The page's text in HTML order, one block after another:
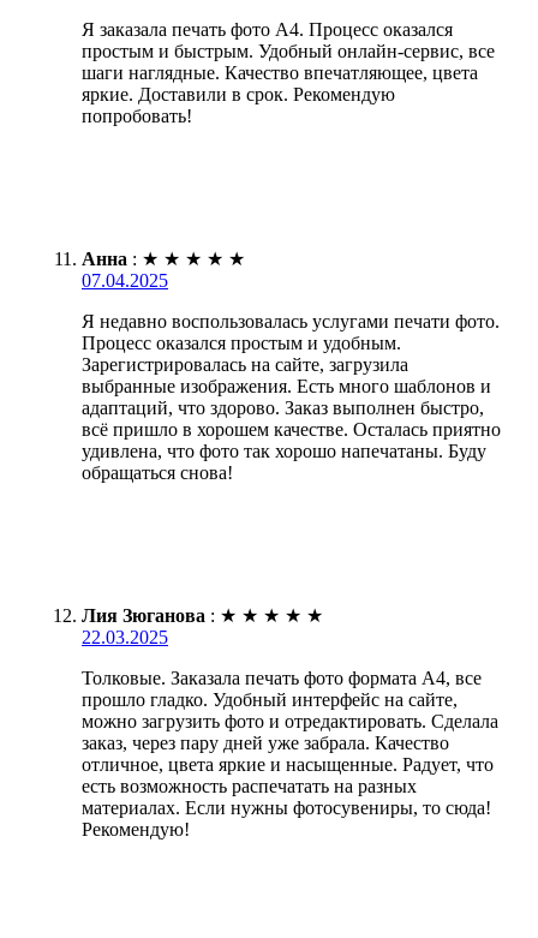
Я заказала печать фото А4. Процесс оказался
простым и быстрым. Удобный онлайн-сервис, все
шаги наглядные. Качество впечатляющее, цвета
яркие. Доставили в срок. Рекомендую
попробовать!
Анна : ★ ★ ★ ★ ★
07.04.2025
Я недавно воспользовалась услугами печати фото.
Процесс оказался простым и удобным.
Зарегистрировалась на сайте, загрузила
выбранные изображения. Есть много шаблонов и
адаптаций, что здорово. Заказ выполнен быстро,
всё пришло в хорошем качестве. Осталась приятно
удивлена, что фото так хорошо напечатаны. Буду
обращаться снова!
Лия Зюганова : ★ ★ ★ ★ ★
22.03.2025
Толковые. Заказала печать фото формата А4, все
прошло гладко. Удобный интерфейс на сайте,
можно загрузить фото и отредактировать. Сделала
заказ, через пару дней уже забрала. Качество
отличное, цвета яркие и насыщенные. Радует, что
есть возможность распечатать на разных
материалах. Если нужны фотосувениры, то сюда!
Рекомендую!